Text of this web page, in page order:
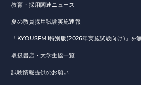
教育・採用関連ニュース
夏の教員採用試験実施速報
「KYOUSEMI特別版(2026年実施試験向け)」を
取扱書店・大学生協一覧
試験情報提供のお願い